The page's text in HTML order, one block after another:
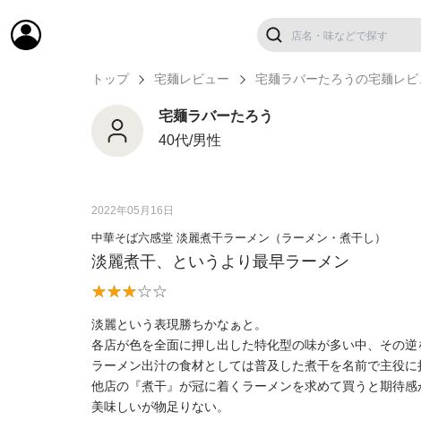
トップ 宅麺レビュー 宅麺ラバーたろうの宅麺レビ
宅麺ラバーたろう
40代/男性
2022年05月16日
中華そば六感堂 淡麗煮干ラーメン（ラーメン・煮干し）
淡麗煮干、というより最早ラーメン
淡麗という表現勝ちかなぁと。
各店が色を全面に押し出した特化型の味が多い中、その
ラーメン出汁の食材としては普及した煮干を名前で主役に
他店の『煮干』が冠に着くラーメンを求めて買うと期待感
美味しいが物足りない。